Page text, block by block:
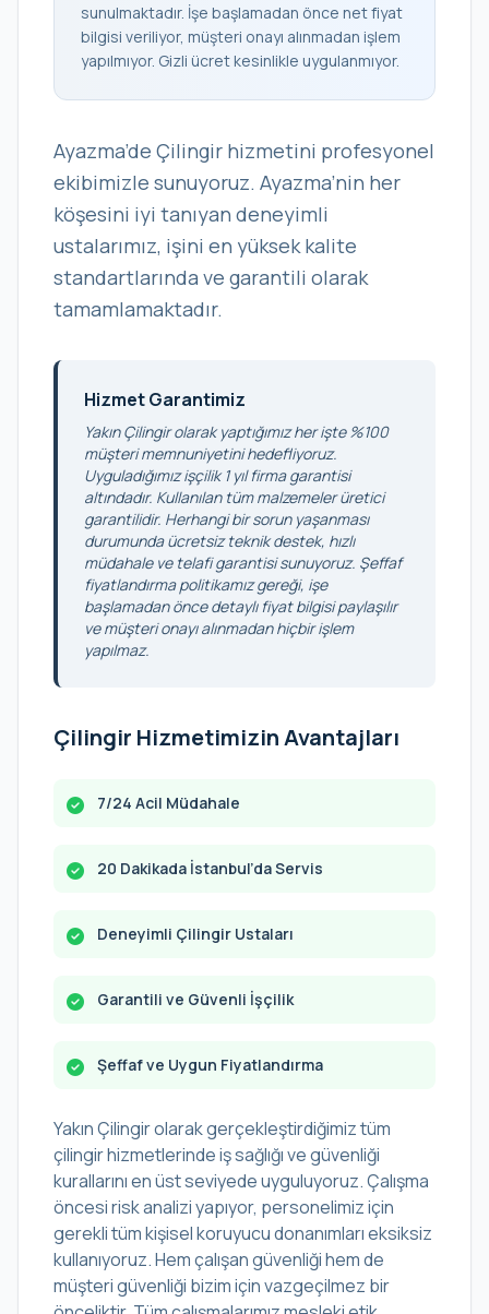
sunulmaktadır. İşe başlamadan önce net fiyat
bilgisi veriliyor, müşteri onayı alınmadan işlem
yapılmıyor. Gizli ücret kesinlikle uygulanmıyor.
Ayazma’de Çilingir hizmetini profesyonel
ekibimizle sunuyoruz. Ayazma’nin her
köşesini iyi tanıyan deneyimli
ustalarımız, işini en yüksek kalite
standartlarında ve garantili olarak
tamamlamaktadır.
Hizmet Garantimiz
Yakın Çilingir olarak yaptığımız her işte %100
müşteri memnuniyetini hedefliyoruz.
Uyguladığımız işçilik 1 yıl firma garantisi
altındadır. Kullanılan tüm malzemeler üretici
garantilidir. Herhangi bir sorun yaşanması
durumunda ücretsiz teknik destek, hızlı
müdahale ve telafi garantisi sunuyoruz. Şeffaf
fiyatlandırma politikamız gereği, işe
başlamadan önce detaylı fiyat bilgisi paylaşılır
ve müşteri onayı alınmadan hiçbir işlem
yapılmaz.
Çilingir Hizmetimizin Avantajları
7/24 Acil Müdahale
20 Dakikada İstanbul’da Servis
Deneyimli Çilingir Ustaları
Garantili ve Güvenli İşçilik
Şeffaf ve Uygun Fiyatlandırma
Yakın Çilingir olarak gerçekleştirdiğimiz tüm
çilingir hizmetlerinde iş sağlığı ve güvenliği
kurallarını en üst seviyede uyguluyoruz. Çalışma
öncesi risk analizi yapıyor, personelimiz için
gerekli tüm kişisel koruyucu donanımları eksiksiz
kullanıyoruz. Hem çalışan güvenliği hem de
müşteri güvenliği bizim için vazgeçilmez bir